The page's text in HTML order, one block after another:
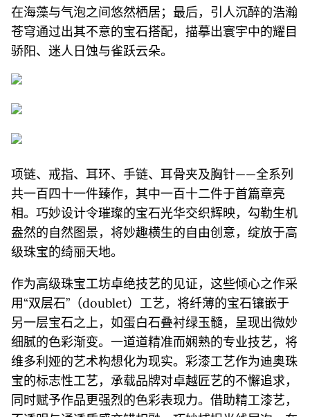
在海藻与气泡之间悠然栖居；最后，引人沉醉的浩瀚
苍穹通过出其不意的宝石搭配，描摹出寰宇中的耀目
骄阳、迷人日蚀与雀跃云朵。
项链、戒指、耳环、手链、耳骨夹及胸针——全系列
共一百四十一件臻作，其中一百十二件于首篇章亮
相。巧妙设计令璀璨的宝石光华交织辉映，勾勒生机
盎然的自然图景，将妙趣横生的自由创意，绽放于高
级珠宝的绮丽天地。
作为高级珠宝工坊卓绝技艺的见证，这些倾心之作采
用“双层石”（doublet）工艺，将纤薄的宝石镶嵌于
另一层宝石之上，如蛋白石叠衬绿玉髓，呈现出微妙
细腻的色彩渐变。一道道精准而娴熟的专业技艺，将
维多利娅的艺术构想化为现实。彩漆工艺作为迪奥珠
宝的标志性工艺，承载品牌对卓越匠艺的不懈追求，
同时赋予作品更强烈的色彩表现力。借助精工漆艺，